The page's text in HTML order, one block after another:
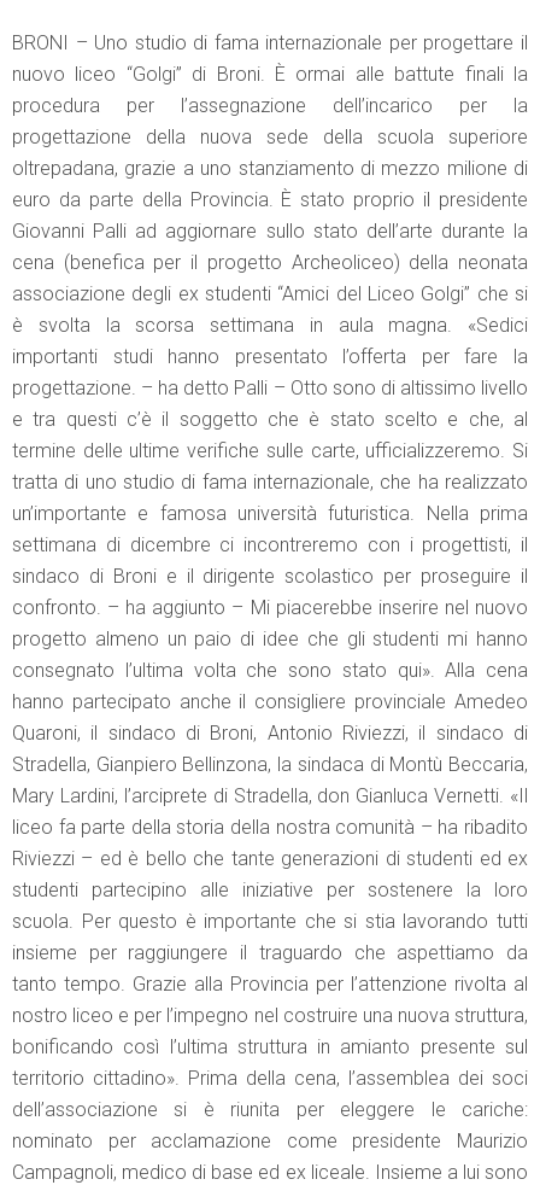
BRONI – Uno studio di fama internazionale per progettare il
nuovo liceo “Golgi” di Broni. È ormai alle battute finali la
procedura per l’assegnazione dell’incarico per la
progettazione della nuova sede della scuola superiore
oltrepadana, grazie a uno stanziamento di mezzo milione di
euro da parte della Provincia. È stato proprio il presidente
Giovanni Palli ad aggiornare sullo stato dell’arte durante la
cena (benefica per il progetto Archeoliceo) della neonata
associazione degli ex studenti “Amici del Liceo Golgi” che si
è svolta la scorsa settimana in aula magna. «Sedici
importanti studi hanno presentato l’offerta per fare la
progettazione. – ha detto Palli – Otto sono di altissimo livello
e tra questi c’è il soggetto che è stato scelto e che, al
termine delle ultime verifiche sulle carte, ufficializzeremo. Si
tratta di uno studio di fama internazionale, che ha realizzato
un’importante e famosa università futuristica. Nella prima
settimana di dicembre ci incontreremo con i progettisti, il
sindaco di Broni e il dirigente scolastico per proseguire il
confronto. – ha aggiunto – Mi piacerebbe inserire nel nuovo
progetto almeno un paio di idee che gli studenti mi hanno
consegnato l’ultima volta che sono stato qui». Alla cena
hanno partecipato anche il consigliere provinciale Amedeo
Quaroni, il sindaco di Broni, Antonio Riviezzi, il sindaco di
Stradella, Gianpiero Bellinzona, la sindaca di Montù Beccaria,
Mary Lardini, l’arciprete di Stradella, don Gianluca Vernetti. «Il
liceo fa parte della storia della nostra comunità – ha ribadito
Riviezzi – ed è bello che tante generazioni di studenti ed ex
studenti partecipino alle iniziative per sostenere la loro
scuola. Per questo è importante che si stia lavorando tutti
insieme per raggiungere il traguardo che aspettiamo da
tanto tempo. Grazie alla Provincia per l’attenzione rivolta al
nostro liceo e per l’impegno nel costruire una nuova struttura,
bonificando così l’ultima struttura in amianto presente sul
territorio cittadino». Prima della cena, l’assemblea dei soci
dell’associazione si è riunita per eleggere le cariche:
nominato per acclamazione come presidente Maurizio
Campagnoli, medico di base ed ex liceale. Insieme a lui sono